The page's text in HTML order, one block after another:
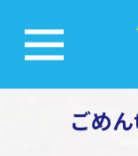
ごめ